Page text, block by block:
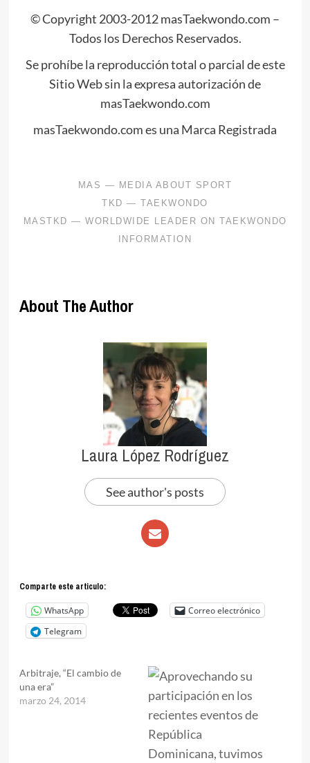
© Copyright 2003-2012 masTaekwondo.com –
Todos los Derechos Reservados.
Se prohíbe la reproducción total o parcial de este
Sitio Web sin la expresa autorización de
masTaekwondo.com
masTaekwondo.com es una Marca Registrada
About The Author
Laura López Rodríguez
See author's posts
Comparte este articulo:
WhatsApp
Correo electrónico
Telegram
Arbitraje, “El cambio de
una era”
marzo 24, 2014